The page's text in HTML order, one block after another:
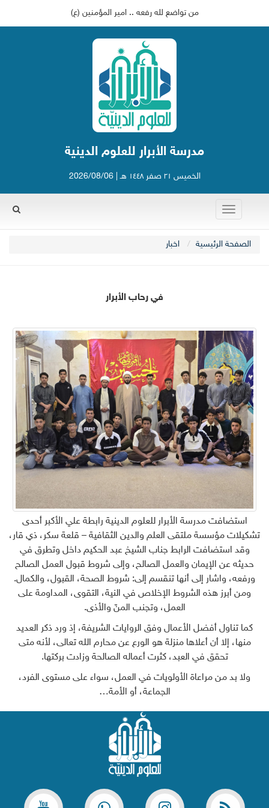
من تواضع لله رفعه .. امير المؤمنين (ع)
مدرسة الأبرار للعلوم الدينية
الخميس ٢١ صفر ١٤٤٨ هـ | 2026/08/06
Toggle
navigation
الصفحة الرئيسية اخبار
في رحاب الأبرار
استضافت مدرسة الأبرار للعلوم الدينية رابطة علي الأكبر أحدى
تشكيلات مؤسسة ملتقى العلم والدين الثقافية – قلعة سكر، ذي قار،
وقد استضافت الرابط جناب الشيخ عبد الحكيم داخل وتطرق في
حديثه عن الإيمان والعمل الصالح، وإلى شروط قبول العمل الصالح
ورفعه، واشار إلى أنها تنقسم إلى: شروط الصحة، القبول، والكمال.
ومن أبرز هذه الشروط الإخلاص في النية، التقوى، المداومة على
العمل، وتجنب المنّ والأذى.
كما تناول أفضل الأعمال وفق الروايات الشريفة، إذ ورد ذكر العديد
منها، إلا أن أعلاها منزلة هو الورع عن محارم الله تعالى، لأنه متى
تحقق في العبد، كثرت أعماله الصالحة وزادت بركتها.
ولا بد من مراعاة الأولويات في العمل، سواء على مستوى الفرد،
الجماعة، أو الأمة…